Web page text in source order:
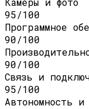
95/100
Программное
90/100
90/100
Связь и
95/100
Автономность и